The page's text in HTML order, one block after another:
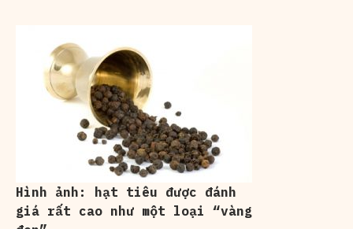
Hình ảnh: hạt tiêu được đánh
giá rất cao như một loại “vàng